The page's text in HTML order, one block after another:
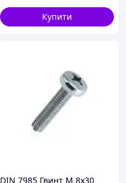
Купити
DIN 7985 Гвинт М 8х30